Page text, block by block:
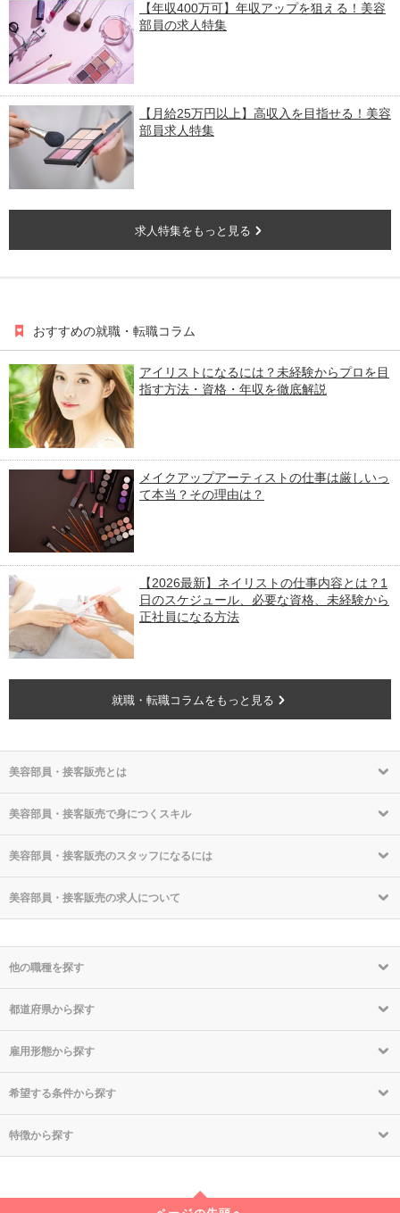
【年収400万可】年収アップを狙える！美容
部員の求人特集
【月給25万円以上】高収入を目指せる！美容
部員求人特集
求人特集をもっと見る
おすすめの就職・転職コラム
アイリストになるには？未経験からプロを目
指す方法・資格・年収を徹底解説
メイクアップアーティストの仕事は厳しいっ
て本当？その理由は？
【2026最新】ネイリストの仕事内容とは？1
日のスケジュール、必要な資格、未経験から
正社員になる方法
就職・転職コラムをもっと見る
美容部員・接客販売とは
美容部員・接客販売で身につくスキル
美容部員・接客販売のスタッフになるには
美容部員・接客販売の求人について
他の職種を探す
都道府県から探す
雇用形態から探す
希望する条件から探す
特徴から探す